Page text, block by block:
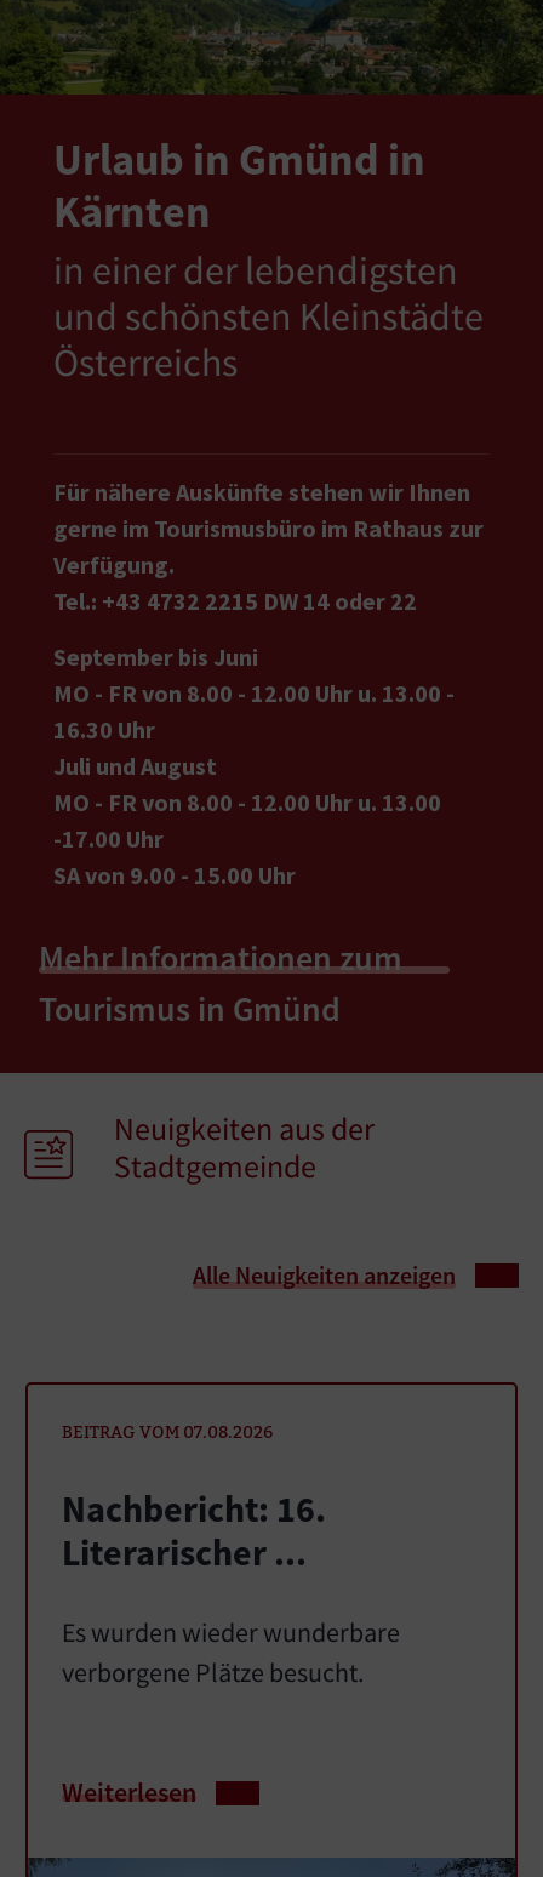
Urlaub in Gmünd in
Kärnten
in einer der lebendigsten
und schönsten Kleinstädte
Österreichs
Für nähere Auskünfte stehen wir Ihnen
gerne im Tourismusbüro im Rathaus zur
Verfügung.
Tel.: +43 4732 2215 DW 14 oder 22
September bis Juni
MO - FR von 8.00 - 12.00 Uhr u. 13.00 -
16.30 Uhr
Juli und August
MO - FR von 8.00 - 12.00 Uhr u. 13.00
-17.00 Uhr
SA von 9.00 - 15.00 Uhr
Mehr Informationen zum
Tourismus in Gmünd
Neuigkeiten aus der
Stadtgemeinde
Alle Neuigkeiten anzeigen
BEITRAG VOM 07.08.2026
Nachbericht: 16.
Literarischer ...
Es wurden wieder wunderbare
verborgene Plätze besucht.
Weiterlesen